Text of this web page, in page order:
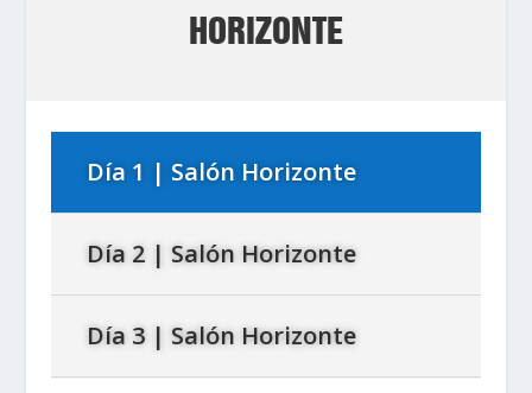
HORIZONTE
Día 1 | Salón Horizonte
Día 2 | Salón Horizonte
Día 3 | Salón Horizonte